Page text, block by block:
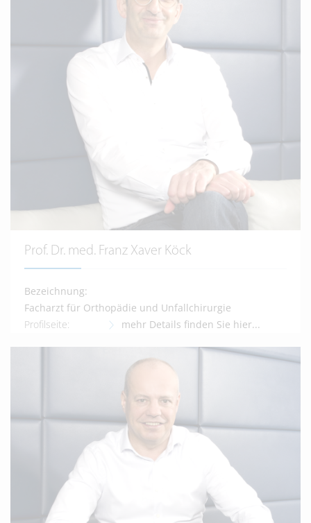
Prof. Dr. med. Franz Xaver Köck
Bezeichnung:
Facharzt für Orthopädie und Unfallchirurgie
Profilseite:
mehr Details finden Sie hier...